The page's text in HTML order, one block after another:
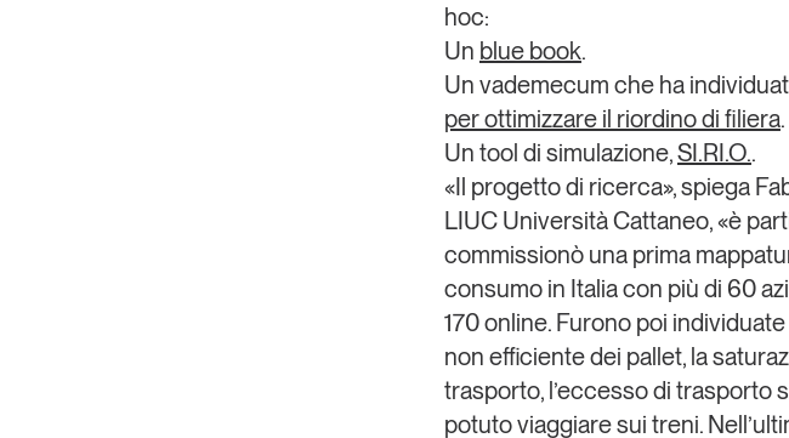
hoc:
Un blue book.
Un vademecum che ha
per ottimizzare il riordino di filiera.
Un tool di simulazione,SI.RI.O..
«Il progetto di ricerca», spiega
LIUC Università Cattaneo, «è
commissionò una prima
consumo in Italiacon più di 60
170 online. Furono poi
non efficiente dei pallet, la
trasporto, l’eccesso di trasporto
potuto viaggiare sui treni.